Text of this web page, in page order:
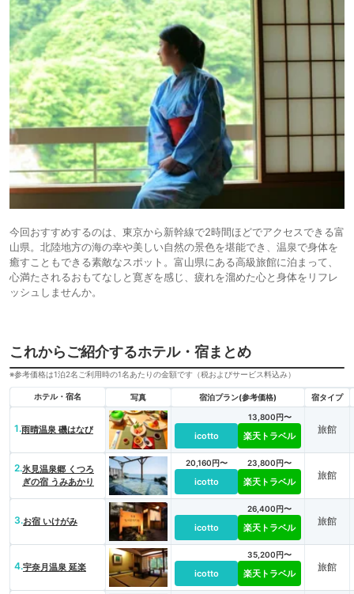
今回おすすめするのは、東京から新幹線で2時間ほどでアクセスできる富
山県。北陸地方の海の幸や美しい自然の景色を堪能でき、温泉で身体を
癒すこともできる素敵なスポット。富山県にある高級旅館に泊まって、
心満たされるおもてなしと寛ぎを感じ、疲れを溜めた心と身体をリフレ
ッシュしませんか。
これからご紹介するホテル・宿まとめ
※参考価格は1泊2名ご利用時の1名あたりの金額です（税およびサービス料込み）
ホテル・宿名 写真 宿泊プラン(参考価格) 宿タイプ
1.雨晴温泉 磯はなび
icotto
13,800円〜
楽天トラベル
旅館
2.氷見温泉郷 くつろ
ぎの宿 うみあかり
20,160円〜
icotto
23,800円〜
楽天トラベル
旅館
3.お宿 いけがみ
icotto
26,400円〜
楽天トラベル
旅館
4.宇奈月温泉 延楽
icotto
35,200円〜
楽天トラベル
旅館